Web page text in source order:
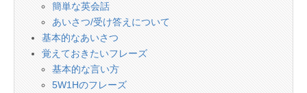
簡単な英会話
あいさつ/受け答えについて
基本的なあいさつ
覚えておきたいフレーズ
基本的な言い方
5W1Hのフレーズ